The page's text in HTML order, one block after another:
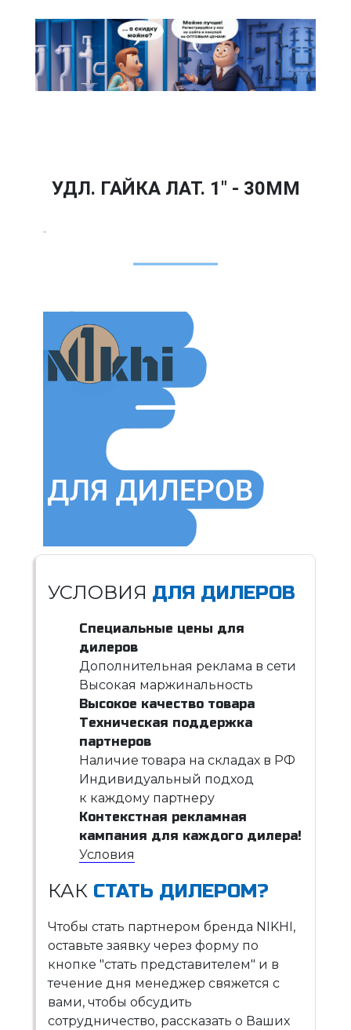
УДЛ. ГАЙКА ЛАТ. 1" - 30ММ
УСЛОВИЯ ДЛЯ ДИЛЕРОВ
Специальные цены для
дилеров
Дополнительная реклама в сети
Высокая маржинальность
Высокое качество товара
Техническая поддержка
партнеров
Наличие товара на складах в РФ
Индивидуальный подход
к каждому партнеру
Контекстная рекламная
кампания для каждого дилера!
Условия
КАК СТАТЬ ДИЛЕРОМ?
Чтобы стать партнером бренда NIKHI,
оставьте заявку через форму по
кнопке "стать представителем" и в
течение дня менеджер свяжется с
вами, чтобы обсудить
сотрудничество, рассказать о Ваших